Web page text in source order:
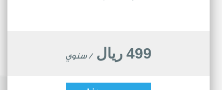
499 ريال / سنوي